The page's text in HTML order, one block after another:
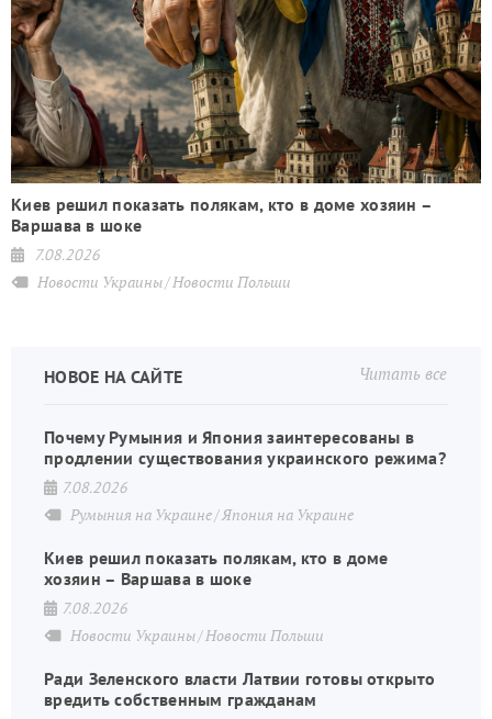
Киев решил показать полякам, кто в доме хозяин –
Варшава в шоке
7.08.2026
Новости Украины Новости Польши
Читать все
НОВОЕ НА САЙТЕ
Почему Румыния и Япония заинтересованы в
продлении существования украинского режима?
7.08.2026
Румыния на Украине Япония на Украине
Киев решил показать полякам, кто в доме
хозяин – Варшава в шоке
7.08.2026
Новости Украины Новости Польши
Ради Зеленского власти Латвии готовы открыто
вредить собственным гражданам